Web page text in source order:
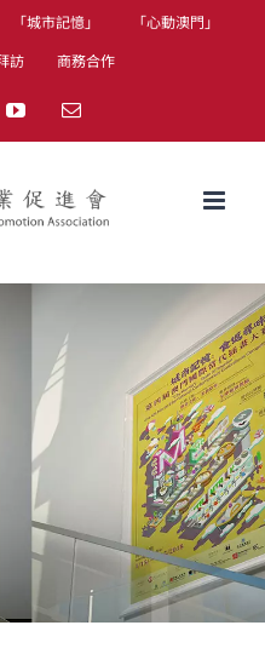
「城市記憶」
「心動澳門」
訪 商務合作
YouTubeEmail